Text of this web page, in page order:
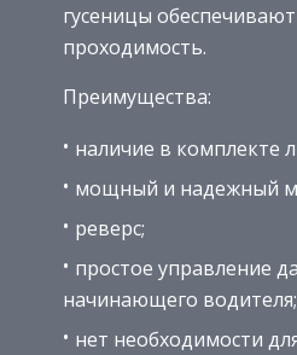
гусеницы
проходимость.
Преимущества:
наличие в комплекте
мощный и надежный
реверс;
простое управление
начинающего водителя;
нет необходимости